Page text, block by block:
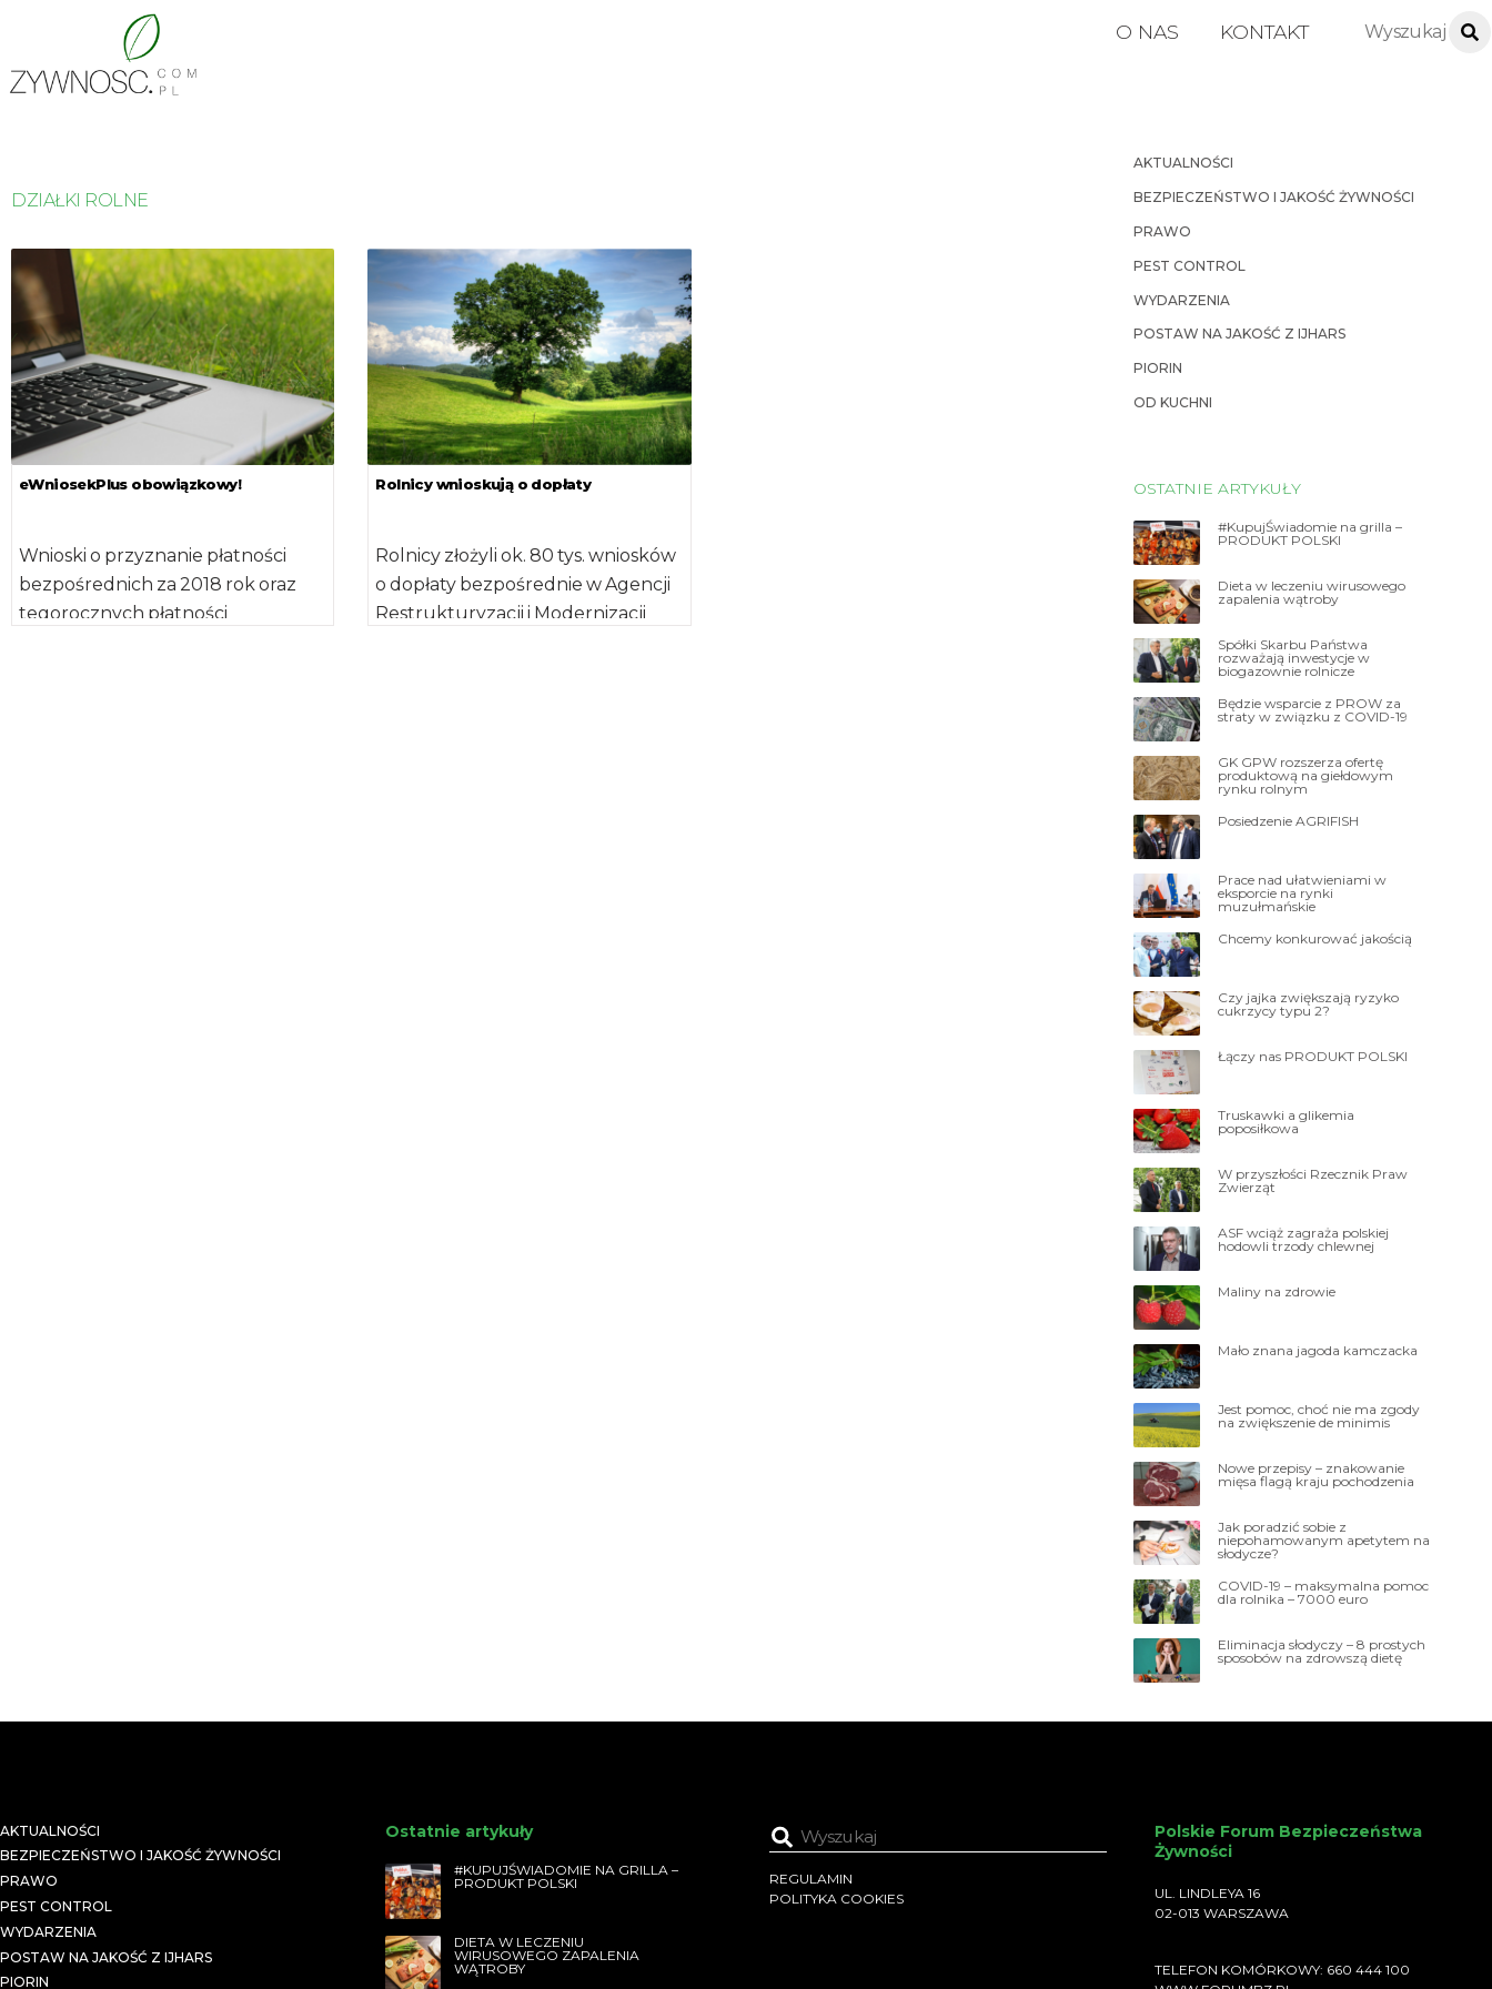
O NAS KONTAKT
DZIAŁKI ROLNE
eWniosekPlus obowiązkowy!
Wnioski o przyznanie płatności
bezpośrednich za 2018 rok oraz
tegorocznych płatności
Rolnicy wnioskują o dopłaty
Rolnicy złożyli ok. 80 tys. wniosków
o dopłaty bezpośrednie w Agencji
Restrukturyzacji i Modernizacji
AKTUALNOŚCI
BEZPIECZEŃSTWO I JAKOŚĆ ŻYWNOŚCI
PRAWO
PEST CONTROL
WYDARZENIA
POSTAW NA JAKOŚĆ Z IJHARS
PIORIN
OD KUCHNI
OSTATNIE ARTYKUŁY
#KupujŚwiadomie na grilla –
PRODUKT POLSKI
Dieta w leczeniu wirusowego
zapalenia wątroby
Spółki Skarbu Państwa
rozważają inwestycje w
biogazownie rolnicze
Będzie wsparcie z PROW za
straty w związku z COVID-19
GK GPW rozszerza ofertę
produktową na giełdowym
rynku rolnym
Posiedzenie AGRIFISH
Prace nad ułatwieniami w
eksporcie na rynki
muzułmańskie
Chcemy konkurować jakością
Czy jajka zwiększają ryzyko
cukrzycy typu 2?
Łączy nas PRODUKT POLSKI
Truskawki a glikemia
poposiłkowa
W przyszłości Rzecznik Praw
Zwierząt
ASF wciąż zagraża polskiej
hodowli trzody chlewnej
Maliny na zdrowie
Mało znana jagoda kamczacka
Jest pomoc, choć nie ma zgody
na zwiększenie de minimis
Nowe przepisy – znakowanie
mięsa flagą kraju pochodzenia
Jak poradzić sobie z
niepohamowanym apetytem na
słodycze?
COVID-19 – maksymalna pomoc
dla rolnika – 7000 euro
Eliminacja słodyczy – 8 prostych
sposobów na zdrowszą dietę
AKTUALNOŚCI
BEZPIECZEŃSTWO I JAKOŚĆ ŻYWNOŚCI
PRAWO
PEST CONTROL
WYDARZENIA
POSTAW NA JAKOŚĆ Z IJHARS
PIORIN
Ostatnie artykuły
#KUPUJŚWIADOMIE NA GRILLA –
PRODUKT POLSKI
DIETA W LECZENIU
WIRUSOWEGO ZAPALENIA
WĄTROBY
REGULAMIN
POLITYKA COOKIES
Polskie Forum Bezpieczeństwa
Żywności
UL. LINDLEYA 16
02-013 WARSZAWA
TELEFON KOMÓRKOWY: 660 444 100